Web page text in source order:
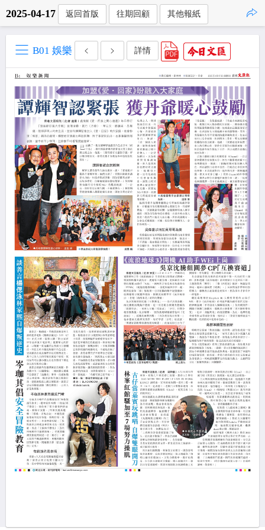
2025-04-17 返回首版 往期回顧 其他報紙
B01 娛樂 詳情